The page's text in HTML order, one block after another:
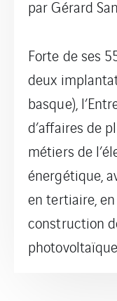
par Gérard
Forte de ses
deux
basque),
d’affaires de
métiers de
énergétique,
en tertiaire,
construction